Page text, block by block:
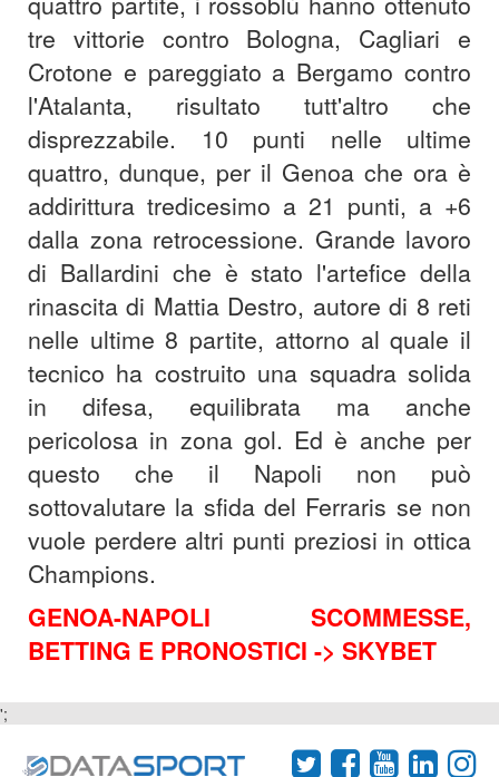
tre vittorie contro Bologna, Cagliari e
Crotone e pareggiato a Bergamo contro
l'Atalanta, risultato tutt'altro che
disprezzabile. 10 punti nelle ultime
quattro, dunque, per il Genoa che ora è
addirittura tredicesimo a 21 punti, a +6
dalla zona retrocessione. Grande lavoro
di Ballardini che è stato l'artefice della
rinascita di Mattia Destro, autore di 8 reti
nelle ultime 8 partite, attorno al quale il
tecnico ha costruito una squadra solida
in difesa, equilibrata ma anche
pericolosa in zona gol. Ed è anche per
questo che il Napoli non può
sottovalutare la sfida del Ferraris se non
vuole perdere altri punti preziosi in ottica
Champions.
GENOA-NAPOLI SCOMMESSE,
BETTING E PRONOSTICI -> SKYBET
';